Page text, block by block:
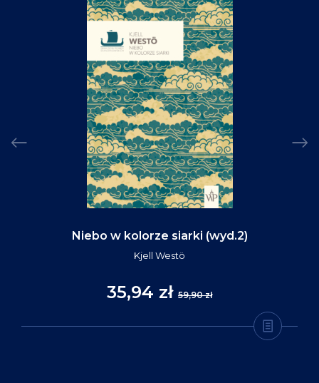
Niebo w kolorze siarki (wyd.2)
Kjell Westö
35,94 zł 59,90 zł